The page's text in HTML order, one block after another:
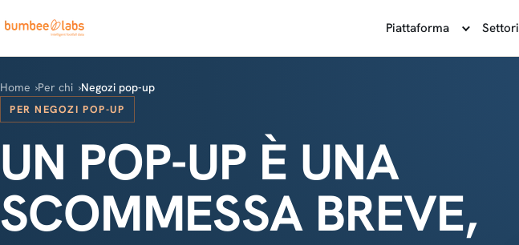
Piattaforma Settori
Home Per chi Negozi pop-up
PER NEGOZI POP-UP
UN POP-UP È UNA
SCOMMESSA BREVE,